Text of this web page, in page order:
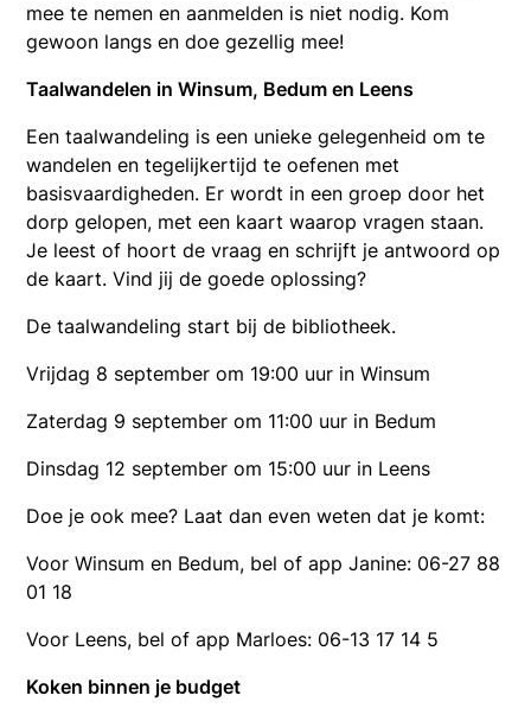
mee te nemen en aanmelden is niet nodig. Kom
gewoon langs en doe gezellig mee!
Taalwandelen in Winsum, Bedum en Leens
Een taalwandeling is een unieke gelegenheid om te
wandelen en tegelijkertijd te oefenen met
basisvaardigheden. Er wordt in een groep door het
dorp gelopen, met een kaart waarop vragen staan.
Je leest of hoort de vraag en schrijft je antwoord op
de kaart. Vind jij de goede oplossing?
De taalwandeling start bij de bibliotheek.
Vrijdag 8 september om 19:00 uur in Winsum
Zaterdag 9 september om 11:00 uur in Bedum
Dinsdag 12 september om 15:00 uur in Leens
Doe je ook mee? Laat dan even weten dat je komt:
Voor Winsum en Bedum, bel of app Janine: 06-27 88
01 18
Voor Leens, bel of app Marloes: 06-13 17 14 5
Koken binnen je budget